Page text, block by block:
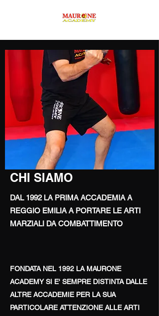
CHI SIAMO
DAL 1992 LA PRIMA ACCADEMIA A
REGGIO EMILIA A PORTARE LE ARTI
MARZIALI DA COMBATTIMENTO
FONDATA NEL 1992 LA MAURONE
ACADEMY SI E' SEMPRE DISTINTA DALLE
ALTRE ACCADEMIE PER LA SUA
PARTICOLARE ATTENZIONE ALLE ARTI